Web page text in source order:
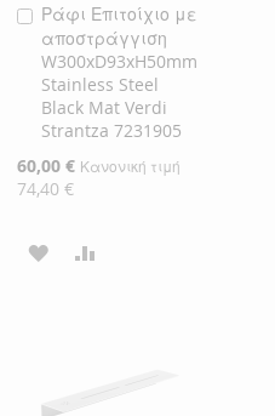
Ράφι Επιτοίχιο με
αποστράγγιση
W300xD93xH50mm
Stainless Steel
Black Mat Verdi
Strantza 7231905
Ειδική
Τιμή
60,00 € Κανονική τιμή
74,40 €
Προσθήκη
στο
Καλάθι
ΠΡΟΣΘΉΚΗ
ΕΠΙΘΥΜΙΏΝ